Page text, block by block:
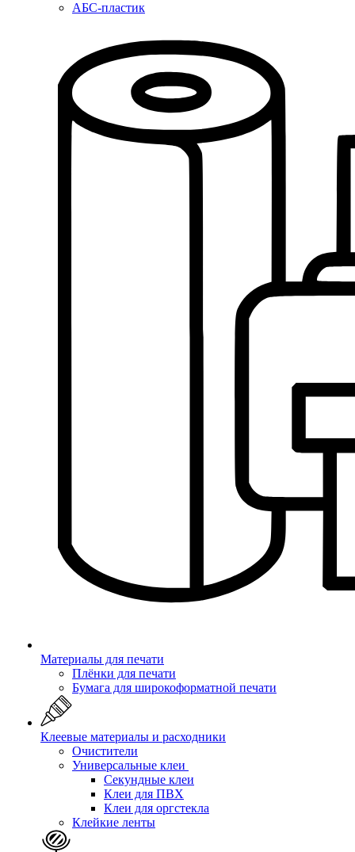
АБС-пластик
Материалы для печати
Плёнки для печати
Бумага для широкоформатной печати
Клеевые материалы и расходники
Очистители
Универсальные клеи
Секундные клеи
Клеи для ПВХ
Клеи для оргстекла
Клейкие ленты